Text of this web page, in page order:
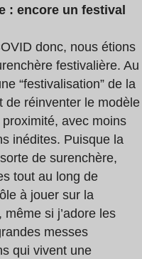
: encore un festival
donc, nous étions
festivalière. Au
“festivalisation” de la
de réinventer le modèle
avec moins
inédites. Puisque la
de surenchère,
tout au long de
à jouer sur la
si j’adore les
messes
qui vivent une